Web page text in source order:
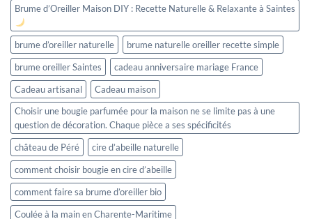
Brume d’Oreiller Maison DIY : Recette Naturelle & Relaxante à Saintes
brume d’oreiller naturelle
brume naturelle oreiller recette simple
brume oreiller Saintes
cadeau anniversaire mariage France
Cadeau artisanal
Cadeau maison
Choisir une bougie parfumée pour la maison ne se limite pas à une
question de décoration. Chaque pièce a ses spécificités
château de Péré
cire d’abeille naturelle
comment choisir bougie en cire d’abeille
comment faire sa brume d’oreiller bio
Coulée à la main en Charente-Maritime